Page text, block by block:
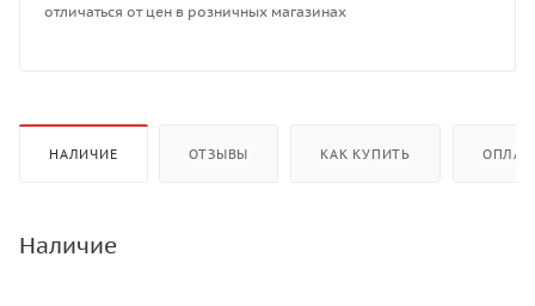
отличаться от цен в розничных магазинах
НАЛИЧИЕ ОТЗЫВЫ КАК КУПИТЬ
Наличие